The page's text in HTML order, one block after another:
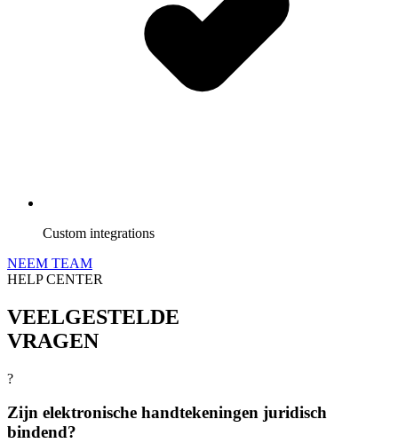
Custom integrations
NEEM TEAM
HELP CENTER
VEELGESTELDE
VRAGEN
?
Zijn elektronische handtekeningen juridisch
bindend?